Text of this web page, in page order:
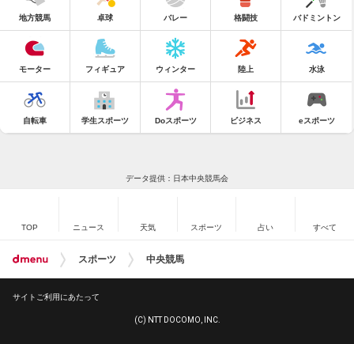
地方競馬 卓球 バレー 格闘技 バドミントン
モーター フィギュア ウィンター 陸上 水泳
自転車 学生スポーツ Doスポーツ ビジネス eスポーツ
データ提供：日本中央競馬会
TOP ニュース 天気 スポーツ 占い すべて
スポーツ 中央競馬
サイトご利用にあたって
(C) NTT DOCOMO, INC.